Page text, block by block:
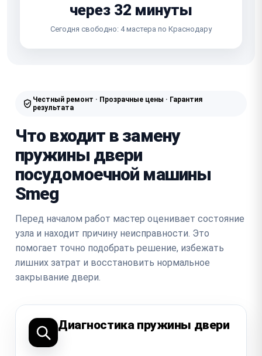
через 32 минуты
Сегодня свободно: 4 мастера по Краснодару
Честный ремонт · Прозрачные цены · Гарантия
результата
Что входит в замену
пружины двери
посудомоечной машины
Smeg
Перед началом работ мастер оценивает состояние
узла и находит причину неисправности. Это
помогает точно подобрать решение, избежать
лишних затрат и восстановить нормальное
закрывание двери.
Диагностика пружины двери